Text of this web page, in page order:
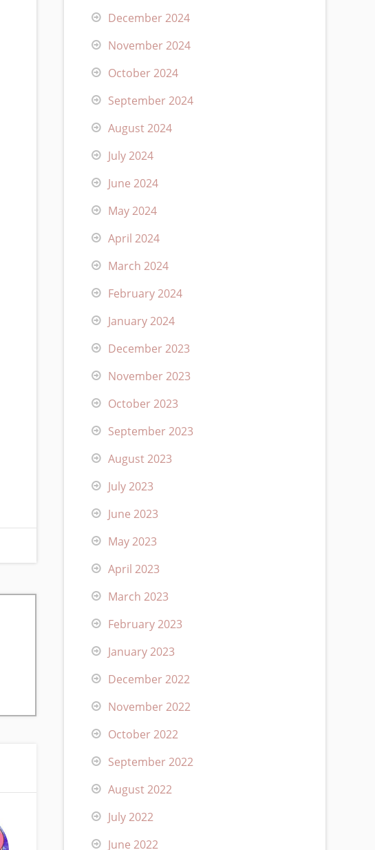
December 2024
November 2024
October 2024
September 2024
August 2024
July 2024
June 2024
May 2024
April 2024
March 2024
February 2024
January 2024
December 2023
November 2023
October 2023
September 2023
August 2023
July 2023
June 2023
May 2023
April 2023
March 2023
February 2023
January 2023
December 2022
November 2022
October 2022
September 2022
August 2022
July 2022
June 2022